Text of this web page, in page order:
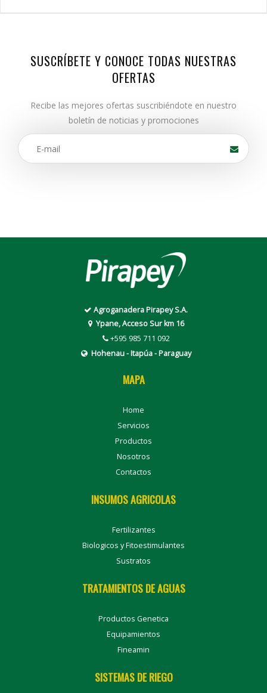
SUSCRÍBETE Y CONOCE TODAS NUESTRAS
OFERTAS
Recibe las mejores ofertas suscribiéndote en nuestro
boletín de noticias y promociones
Agroganadera Pirapey S.A.
Ypane, Acceso Sur km 16
+595 985 711 092
Hohenau - Itapúa - Paraguay
MAPA
Home
Servicios
Productos
Nosotros
Contactos
INSUMOS AGRICOLAS
Fertilizantes
Biologicos y Fitoestimulantes
Sustratos
TRATAMIENTOS DE AGUAS
Productos Genetica
Equipamientos
Fineamin
SISTEMAS DE RIEGO